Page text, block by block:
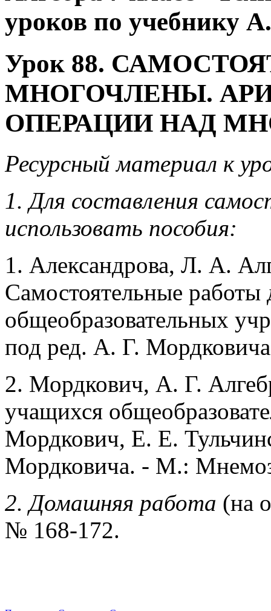
уроков по учебнику
Урок 88.
МНОГОЧЛЕНЫ.
ОПЕРАЦИИ НАД
Ресурсный материал к
1. Для составления
использовать пособия:
1. Александрова, Л. А.
Самостоятельные работы
общеобразовательных
под ред. А. Г.
2. Мордкович, А. Г.
учащихся
Мордкович, Е. Е.
Мордковича. - М.:
2. Домашняя работа (на
№ 168-172.